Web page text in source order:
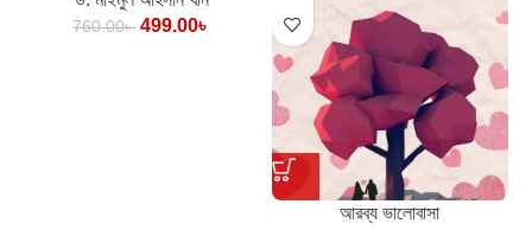
760.00৳ 499.00৳
আরব্য ভালোবাসা